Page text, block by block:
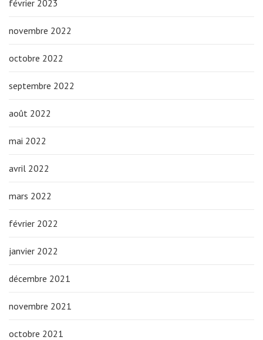
février 2023
novembre 2022
octobre 2022
septembre 2022
août 2022
mai 2022
avril 2022
mars 2022
février 2022
janvier 2022
décembre 2021
novembre 2021
octobre 2021